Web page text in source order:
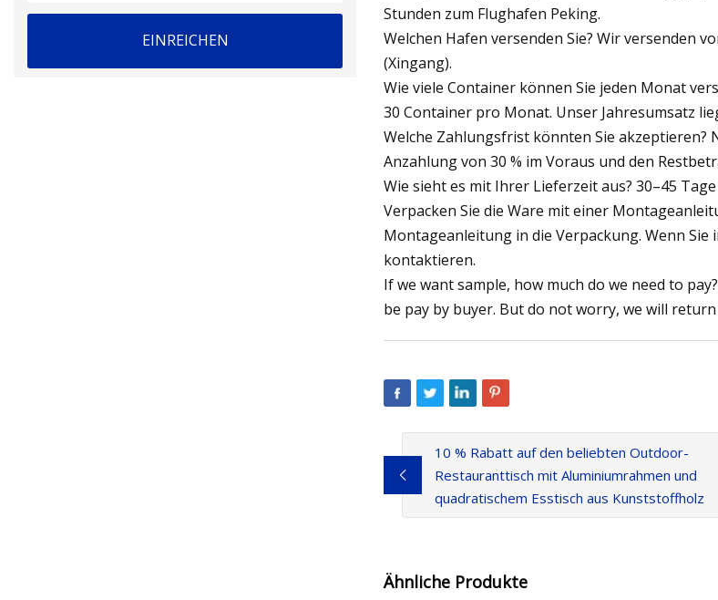
EINREICHEN
Stunden zum Flughafen Peking.
Welchen Hafen versenden Sie? Wir versenden
(Xingang).
Wie viele Container können Sie jeden Monat
30 Container pro Monat. Unser Jahresumsatz
Welche Zahlungsfrist könnten Sie
Anzahlung von 30 % im Voraus und den
Wie sieht es mit Ihrer Lieferzeit aus? 30–45
Verpacken Sie die Ware mit einer
Montageanleitung in die Verpackung. Wenn
kontaktieren.
If we want sample, how much do we need to
be pay by buyer. But do not worry, we will
10 % Rabatt auf den beliebten Outdoor-
Restauranttisch mit Aluminiumrahmen und
quadratischem Esstisch aus Kunststoffholz
Ähnliche Produkte